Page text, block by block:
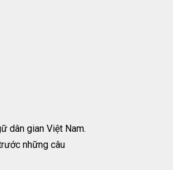
dân gian Việt Nam.
những câu